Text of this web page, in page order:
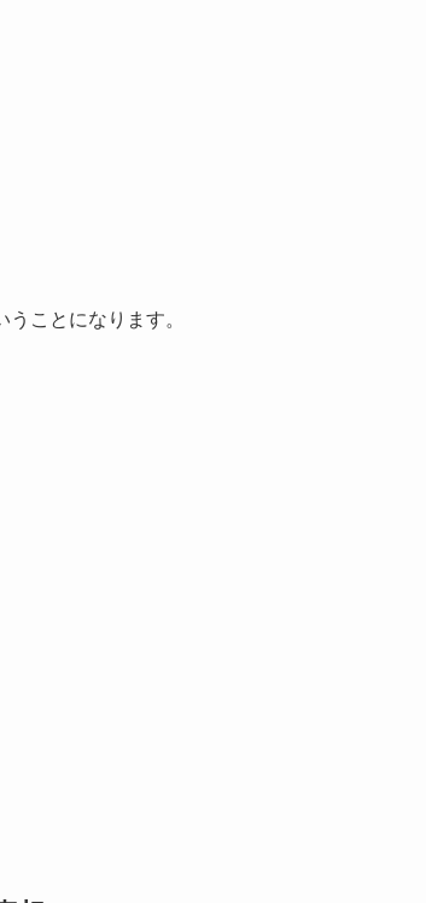
ことになります。